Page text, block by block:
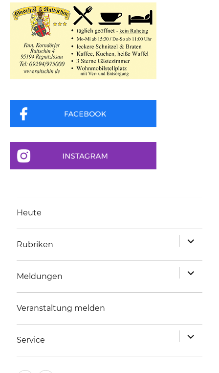
Heute
Rubriken
anzeigen
Meldungen
anzeigen
Veranstaltung melden
Service
anzeigen